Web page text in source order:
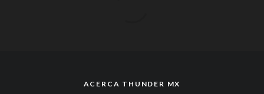
ACERCA THUNDER MX